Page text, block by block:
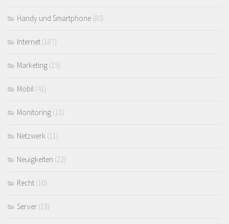
Handy und Smartphone (80)
Internet (187)
Marketing (15)
Mobil (41)
Monitoring (11)
Netzwerk (11)
Neuigkeiten (22)
Recht (10)
Server (13)